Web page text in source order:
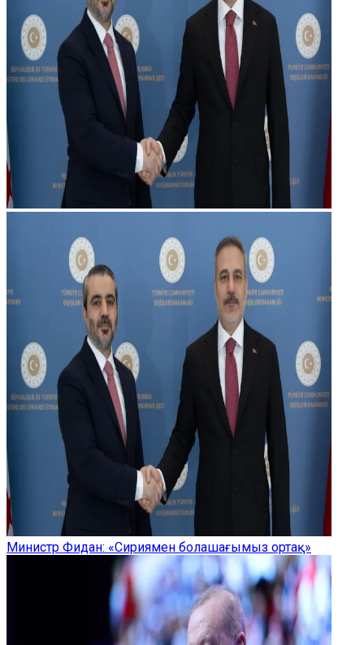
Министр Фидан: «Сириямен болашағымыз ортақ»